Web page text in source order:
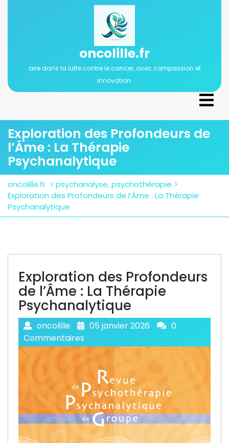
oncolille.fr
aire dans la lutte contre le cancer, avec compassion et
innovation.
Exploration des Profondeurs de
l’Âme : La Thérapie
Psychanalytique
oncolille.fr > psychanalyse,psychothérapie >
Exploration des Profondeurs de l’Âme : La Thérapie
Psychanalytique
Exploration des Profondeurs
de l’Âme : La Thérapie
Psychanalytique
oncolille 05 janvier 2026
0
Commentaires